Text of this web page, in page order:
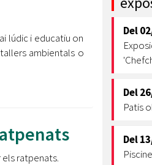
Ètica i
Dades
i
Entitats
Equipaments
Mercats
Webs
lúdic i educatiu on
ambientals o
ratpenats.
Del
Del
Patis
Del